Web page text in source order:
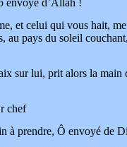
envoyé d’Allah !
et celui qui vous hait,
au pays du soleil
sur lui, prit alors la main
chef
à prendre, Ô envoyé de